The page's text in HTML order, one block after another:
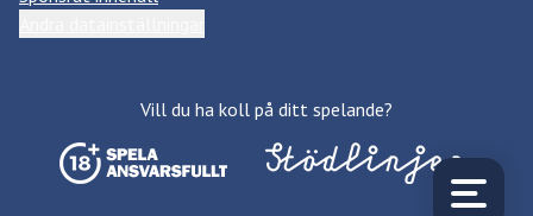
Vill du ha koll på ditt spelande?